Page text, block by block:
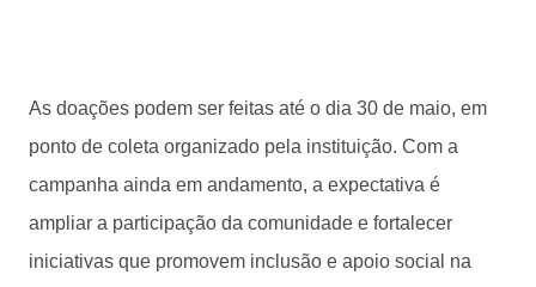
As doações podem ser feitas até o dia 30 de maio, em
ponto de coleta organizado pela instituição. Com a
campanha ainda em andamento, a expectativa é
ampliar a participação da comunidade e fortalecer
iniciativas que promovem inclusão e apoio social na